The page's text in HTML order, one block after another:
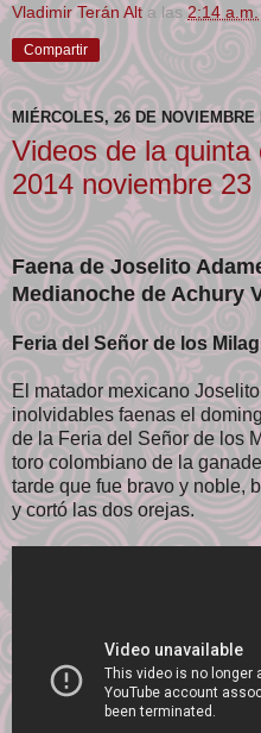
Vladimir Terán Alt a las2:14 a.m.
Compartir
MIÉRCOLES, 26 DE NOVIEMBRE
Videos de la quinta
2014 noviembre 23
Faena de Joselito
Medianoche de Achury
Feria del Señor de los
El matador mexicano
inolvidables faenas el
de la Feria del Señor de los
toro colombiano de la
tarde que fue bravo y noble,
y cortó las dos orejas.